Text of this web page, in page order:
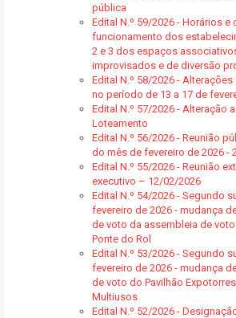
pública
Edital N.º 59/2026 - Horários
funcionamento dos
2 e 3 dos espaços
improvisados e de diversão
Edital N.º 58/2026 -
no período de 13 a 17 de
Edital N.º 57/2026 - Alteração
Loteamento
Edital N.º 56/2026 - Reunião
do mês de fevereiro de 2026 -
Edital N.º 55/2026 - Reunião
executivo – 12/02/2026
Edital N.º 54/2026 - Segundo
fevereiro de 2026 - mudança
de voto da assembleia de
Ponte do Rol
Edital N.º 53/2026 - Segundo
fevereiro de 2026 - mudança
de voto do Pavilhão
Multiusos
Edital N.º 52/2026 -